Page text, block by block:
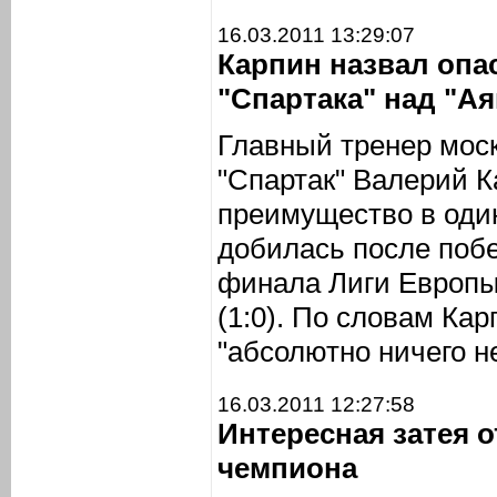
16.03.2011 13:29:07
Карпин назвал
"Спартака" над
Главный тренер
"Спартак" Валерий
преимущество в
добилась после
финала Лиги
(1:0). По словам
"абсолютно ничего
16.03.2011 12:27:58
Интересная затея
чемпиона